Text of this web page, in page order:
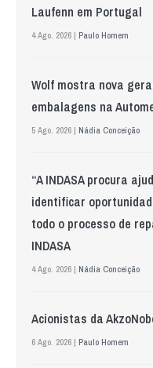
Laufenn em Portugal
4 Ago. 2026 | Paulo Homem
Wolf mostra nova
embalagens na
5 Ago. 2026 | Nádia Conceição
“A INDASA procura
identificar
todo o processo de
INDASA
4 Ago. 2026 | Nádia Conceição
Acionistas da
6 Ago. 2026 | Paulo Homem